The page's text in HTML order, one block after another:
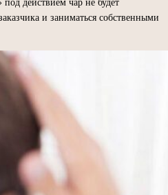
действием чар не будет
и заниматься собственными